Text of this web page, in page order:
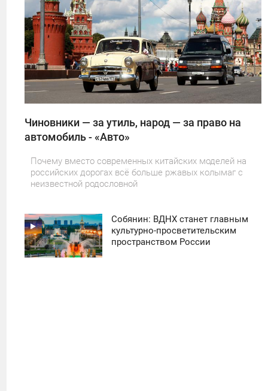
0
Чиновники — за утиль, народ — за право на
автомобиль - «Авто»
Почему вместо современных китайских моделей на
российских дорогах всё больше ржавых колымаг с
неизвестной родословной
Собянин: ВДНХ станет главным
культурно-просветительским
пространством России